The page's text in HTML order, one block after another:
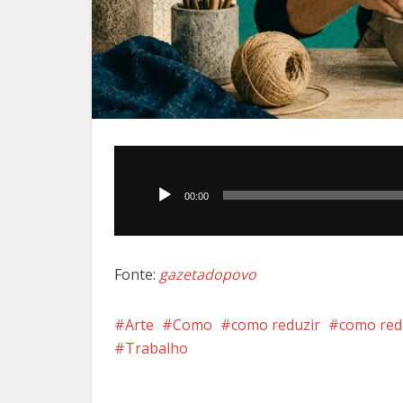
00:00
Fonte: gazetadopovo
Arte Como como reduzir como
Trabalho